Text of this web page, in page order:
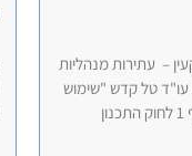
– עתירות מנהליות
עו"ד טל קדש "שימוש
חורג" מוגדר בסעיף 1 לחוק התכנון